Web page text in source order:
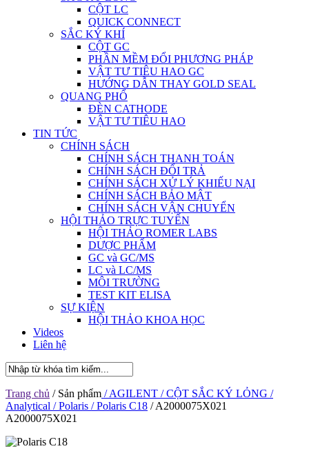
CỘT LC
QUICK CONNECT
SẮC KÝ KHÍ
CỘT GC
PHẦN MỀM ĐỔI PHƯƠNG PHÁP
VẬT TƯ TIÊU HAO GC
HƯỚNG DẪN THAY GOLD SEAL
QUANG PHỔ
ĐÈN CATHODE
VẬT TƯ TIÊU HAO
TIN TỨC
CHÍNH SÁCH
CHÍNH SÁCH THANH TOÁN
CHÍNH SÁCH ĐỔI TRẢ
CHÍNH SÁCH XỬ LÝ KHIẾU NẠI
CHÍNH SÁCH BẢO MẬT
CHÍNH SÁCH VẬN CHUYỂN
HỘI THẢO TRỰC TUYẾN
HỘI THẢO ROMER LABS
DƯỢC PHẨM
GC và GC/MS
LC và LC/MS
MÔI TRƯỜNG
TEST KIT ELISA
SỰ KIỆN
HỘI THẢO KHOA HỌC
Videos
Liên hệ
Trang chủ / Sản phẩm / AGILENT / CỘT SẮC KÝ LỎNG /
Analytical / Polaris / Polaris C18 / A2000075X021
A2000075X021